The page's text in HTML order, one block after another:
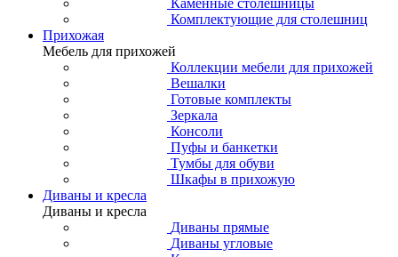
Комплектующие для столешниц
Прихожая
Мебель для прихожей
Коллекции мебели для прихожей
Вешалки
Готовые комплекты
Зеркала
Консоли
Пуфы и банкетки
Тумбы для обуви
Шкафы в прихожую
Диваны и кресла
Диваны и кресла
Диваны прямые
Диваны угловые